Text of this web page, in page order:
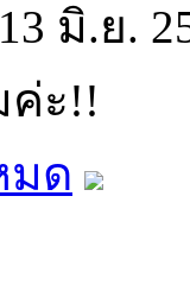
มิ.ย.
ค่ะ!!
มด